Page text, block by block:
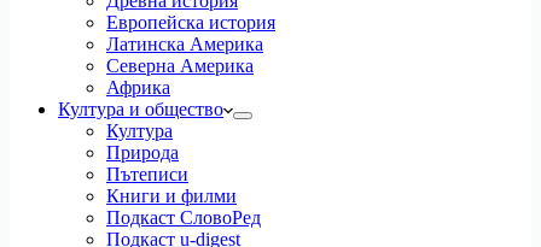
Европейска история
Латинска Америка
Северна Америка
Африка
Култура и общество
Култура
Природа
Пътеписи
Книги и филми
Подкаст СловоРед
Подкаст u-digest